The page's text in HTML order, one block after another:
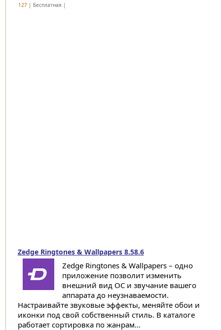
127| Бесплатная |
Zedge Ringtones & Wallpapers 8.58.6
Zedge Ringtones & Wallpapers – одно
приложение позволит изменить
внешний вид ОС и звучание вашего
аппарата до неузнаваемости.
Настраивайте звуковые эффекты, меняйте обои и
иконки под свой собственный стиль. В каталоге
работает сортировка по жанрам...